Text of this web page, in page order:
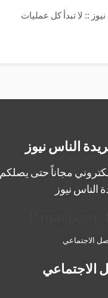
:: لا تبدأ كل عمليات
الناس نيوز
مجاناً حتى يصلكم
نيوز
الاجتماعي
الاجتماعي